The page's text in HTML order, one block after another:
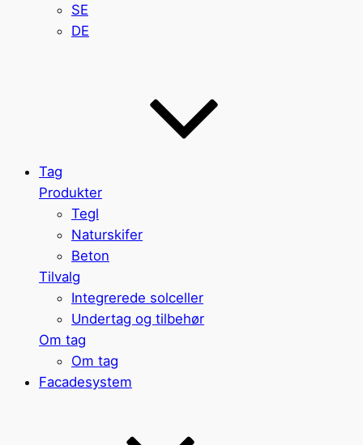
SE
DE
Tag
Produkter
Tegl
Naturskifer
Beton
Tilvalg
Integrerede solceller
Undertag og tilbehør
Om tag
Om tag
Facadesystem